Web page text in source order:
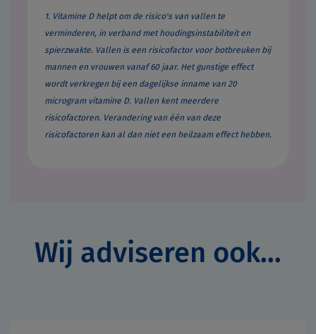
1. Vitamine D helpt om de risico's van vallen te
verminderen, in verband met houdingsinstabiliteit en
spierzwakte. Vallen is een risicofactor voor botbreuken bij
mannen en vrouwen vanaf 60 jaar. Het gunstige effect
wordt verkregen bij een dagelijkse inname van 20
microgram vitamine D. Vallen kent meerdere
risicofactoren. Verandering van één van deze
risicofactoren kan al dan niet een heilzaam effect hebben.
Wij adviseren ook...